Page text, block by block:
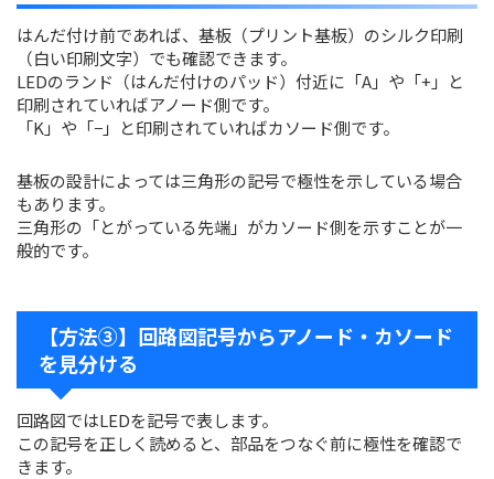
はんだ付け前であれば、基板（プリント基板）のシルク印刷
（白い印刷文字）でも確認できます。
LEDのランド（はんだ付けのパッド）付近に「A」や「+」と
印刷されていればアノード側です。
「K」や「−」と印刷されていればカソード側です。
基板の設計によっては三角形の記号で極性を示している場合
もあります。
三角形の「とがっている先端」がカソード側を示すことが一
般的です。
【方法③】回路図記号からアノード・カソード
を見分ける
回路図ではLEDを記号で表します。
この記号を正しく読めると、部品をつなぐ前に極性を確認で
きます。